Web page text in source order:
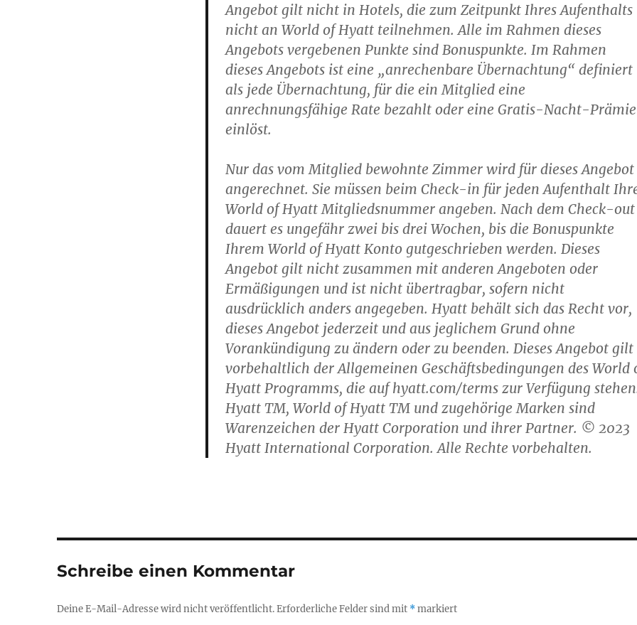
Angebot gilt nicht in Hotels, die zum Zeitpunkt Ihres Aufenthalts
nicht an World of Hyatt teilnehmen. Alle im Rahmen dieses
Angebots vergebenen Punkte sind Bonuspunkte. Im Rahmen
dieses Angebots ist eine „anrechenbare Übernachtung“ definiert
als jede Übernachtung, für die ein Mitglied eine
anrechnungsfähige Rate bezahlt oder eine Gratis-Nacht-Prämie
einlöst.
Nur das vom Mitglied bewohnte Zimmer wird für dieses Angebot
angerechnet. Sie müssen beim Check-in für jeden Aufenthalt
World of Hyatt Mitgliedsnummer angeben. Nach dem Check-out
dauert es ungefähr zwei bis drei Wochen, bis die Bonuspunkte
Ihrem World of Hyatt Konto gutgeschrieben werden. Dieses
Angebot gilt nicht zusammen mit anderen Angeboten oder
Ermäßigungen und ist nicht übertragbar, sofern nicht
ausdrücklich anders angegeben. Hyatt behält sich das Recht vor,
dieses Angebot jederzeit und aus jeglichem Grund ohne
Vorankündigung zu ändern oder zu beenden. Dieses Angebot gilt
vorbehaltlich der Allgemeinen Geschäftsbedingungen des World
Hyatt Programms, die auf hyatt.com/terms zur Verfügung
Hyatt TM, World of Hyatt TM und zugehörige Marken sind
Warenzeichen der Hyatt Corporation und ihrer Partner. © 2023
Hyatt International Corporation. Alle Rechte vorbehalten.
Schreibe einen Kommentar
Deine E-Mail-Adresse wird nicht veröffentlicht.Erforderliche Felder sind mit *markiert